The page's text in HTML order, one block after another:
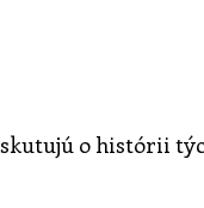
o histórii